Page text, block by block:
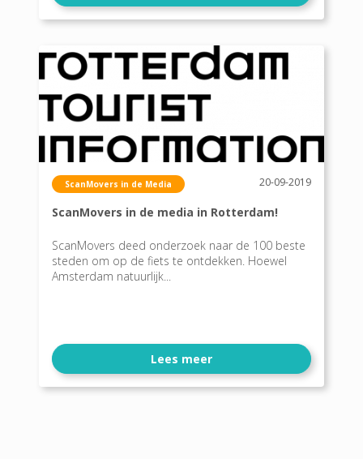
ScanMovers in de Media 20-09-2019
ScanMovers in de media in Rotterdam!
ScanMovers deed onderzoek naar de 100 beste
steden om op de fiets te ontdekken. Hoewel
Amsterdam natuurlijk...
Lees meer